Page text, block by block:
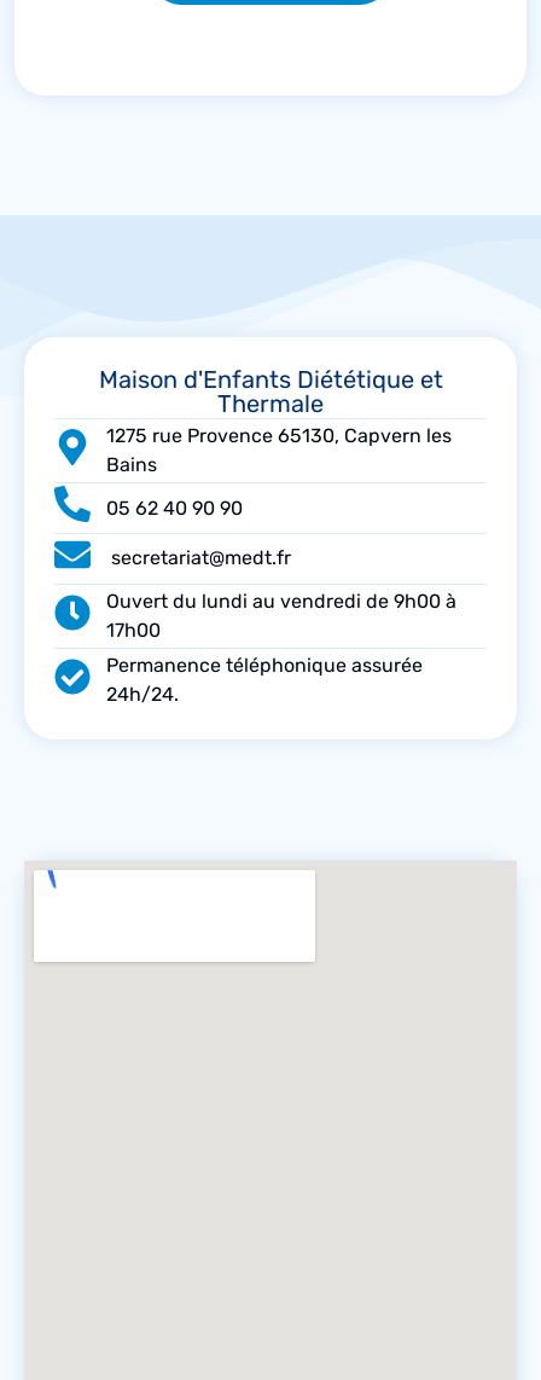
Maison d'Enfants Diététique et
Thermale
1275 rue Provence 65130, Capvern les
Bains
05 62 40 90 90
secretariat@medt.fr
Ouvert du lundi au vendredi de 9h00 à
17h00
Permanence téléphonique assurée
24h/24.